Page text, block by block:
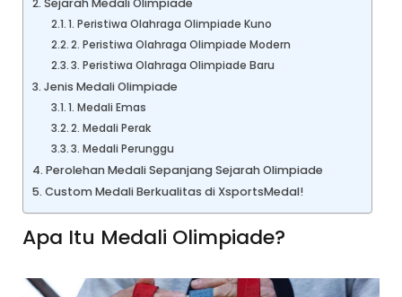
Sejarah Medali Olimpiade
1. Peristiwa Olahraga Olimpiade Kuno
2. Peristiwa Olahraga Olimpiade Modern
3. Peristiwa Olahraga Olimpiade Baru
Jenis Medali Olimpiade
1. Medali Emas
2. Medali Perak
3. Medali Perunggu
Perolehan Medali Sepanjang Sejarah Olimpiade
Custom Medali Berkualitas di XsportsMedal!
Apa Itu Medali Olimpiade?